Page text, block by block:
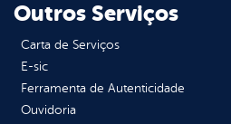
Outros Serviços
Carta de Serviços
E-sic
Ferramenta de Autenticidade
Ouvidoria